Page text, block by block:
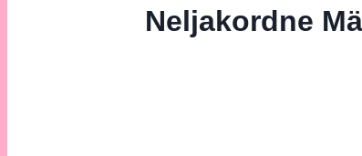
Neljakordne